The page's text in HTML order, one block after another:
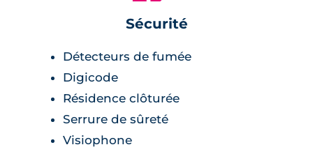
Sécurité
Détecteurs de fumée
Digicode
Résidence clôturée
Serrure de sûreté
Visiophone